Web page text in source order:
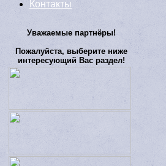
Контакты
Уважаемые партнёры!
Пожалуйста, выберите ниже
интересующий Вас раздел!